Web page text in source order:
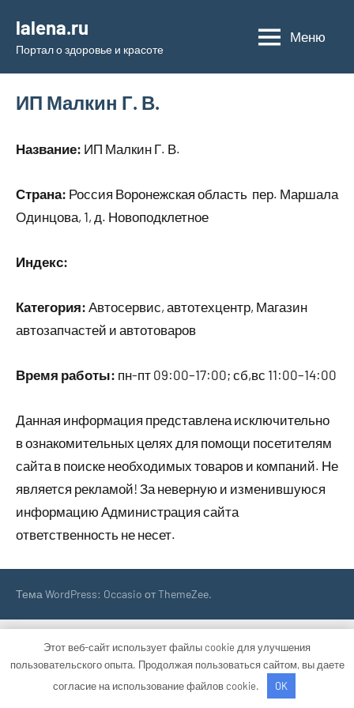
содержимому
lalena.ru
Портал о здоровье и красоте
Меню
ИП Малкин Г. В.
Название: ИП Малкин Г. В.
Страна: Россия Воронежская область пер. Маршала
Одинцова, 1, д. Новоподклетное
Индекс:
Категория: Автосервис, автотехцентр, Магазин
автозапчастей и автотоваров
Время работы: пн-пт 09:00–17:00; сб,вс 11:00–14:00
Данная информация представлена исключительно
в ознакомительных целях для помощи посетителям
сайта в поиске необходимых товаров и компаний. Не
является рекламой! За неверную и изменившуюся
информацию Администрация сайта
ответственность не несет.
Тема WordPress: Occasio от ThemeZee.
Этот веб-сайт использует файлы cookie для улучшения
пользовательского опыта. Продолжая пользоваться сайтом, вы даете
согласие на использование файлов cookie.
OK